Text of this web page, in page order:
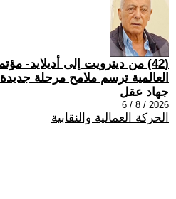
(42) من ديترويت إلى أديلايد-
العالمية ترسم ملامح مرحلة جديدة
جهاد عقل
2026 / 8 / 6
الحركة العمالية والنقابية